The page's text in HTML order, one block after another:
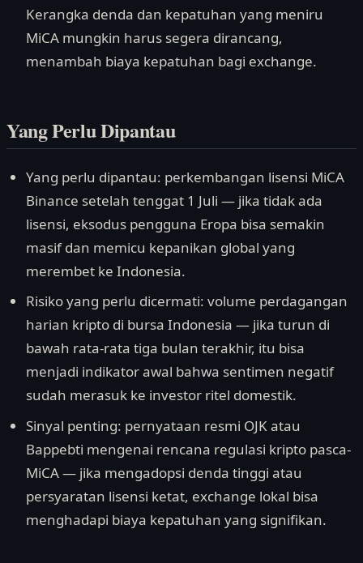
Kerangka denda dan kepatuhan yang meniru
MiCA mungkin harus segera dirancang,
menambah biaya kepatuhan bagi exchange.
Yang Perlu Dipantau
Yang perlu dipantau: perkembangan lisensi MiCA
Binance setelah tenggat 1 Juli — jika tidak ada
lisensi, eksodus pengguna Eropa bisa semakin
masif dan memicu kepanikan global yang
merembet ke Indonesia.
Risiko yang perlu dicermati: volume perdagangan
harian kripto di bursa Indonesia — jika turun di
bawah rata-rata tiga bulan terakhir, itu bisa
menjadi indikator awal bahwa sentimen negatif
sudah merasuk ke investor ritel domestik.
Sinyal penting: pernyataan resmi OJK atau
Bappebti mengenai rencana regulasi kripto pasca-
MiCA — jika mengadopsi denda tinggi atau
persyaratan lisensi ketat, exchange lokal bisa
menghadapi biaya kepatuhan yang signifikan.